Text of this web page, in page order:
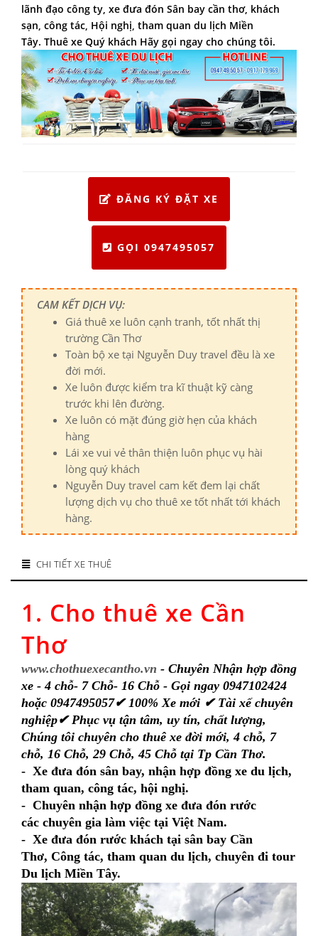
lãnh đạo công ty, xe đưa đón Sân bay cần thơ, khách
sạn, công tác, Hội nghị, tham quan du lịch Miền
Tây. Thuê xe Quý khách Hãy gọi ngay cho chúng tôi.
ĐĂNG KÝ ĐẶT XE
GỌI 0947495057
CAM KẾT DỊCH VỤ:
Giá thuê xe luôn cạnh tranh, tốt nhất thị
trường Cần Thơ
Toàn bộ xe tại Nguyễn Duy travel đều là xe
đời mới.
Xe luôn được kiểm tra kĩ thuật kỹ càng
trước khi lên đường.
Xe luôn có mặt đúng giờ hẹn của khách
hàng
Lái xe vui vẻ thân thiện luôn phục vụ hài
lòng quý khách
Nguyễn Duy travel cam kết đem lại chất
lượng dịch vụ cho thuê xe tốt nhất tới khách
hàng.
CHI TIẾT XE THUÊ
1. Cho thuê xe Cần
Thơ
www.chothuexecantho.vn - Chuyên Nhận hợp đồng
xe - 4 chỗ- 7 Chỗ- 16 Chỗ - Gọi ngay 0947102424
hoặc 0947495057✔ 100% Xe mới ✔ Tài xế chuyên
nghiệp✔ Phục vụ tận tâm, uy tín, chất lượng,
Chúng tôi chuyên cho thuê xe đời mới, 4 chỗ, 7
chỗ, 16 Chỗ, 29 Chỗ, 45 Chỗ tại Tp Cần Thơ.
- Xe đưa đón sân bay, nhận hợp đồng xe du lịch,
tham quan, công tác, hội nghị.
- Chuyên nhận hợp đồng xe đưa đón rước
các chuyên gia làm việc tại Việt Nam.
- Xe đưa đón rước khách tại sân bay Cần
Thơ, Công tác, tham quan du lịch, chuyên đi tour
Du lịch Miền Tây.